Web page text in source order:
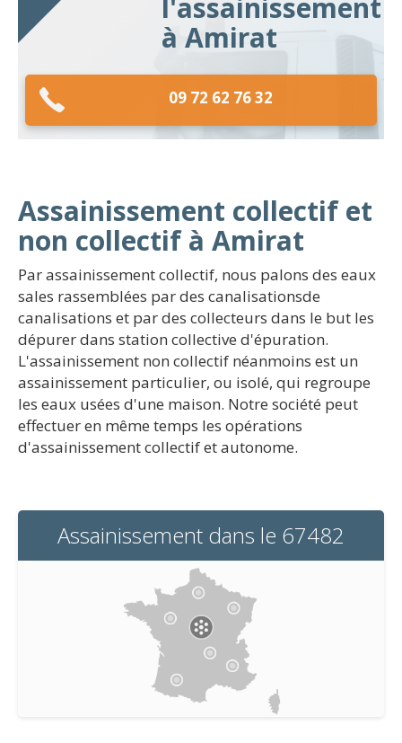
l'assainissement
à Amirat
09 72 62 76 32
Assainissement collectif et
non collectif à Amirat
Par assainissement collectif, nous palons des eaux
sales rassemblées par des canalisationsde
canalisations et par des collecteurs dans le but les
dépurer dans station collective d'épuration.
L'assainissement non collectif néanmoins est un
assainissement particulier, ou isolé, qui regroupe
les eaux usées d'une maison. Notre société peut
effectuer en même temps les opérations
d'assainissement collectif et autonome.
Assainissement dans le 67482